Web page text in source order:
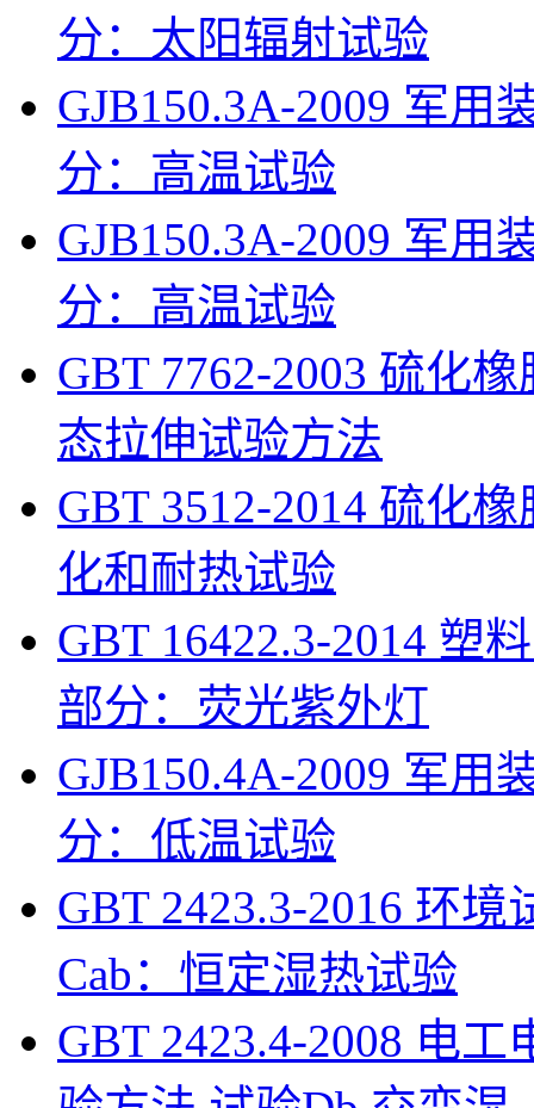
分：太阳辐射试验
GJB150.3A-2009 军用
分：高温试验
GJB150.3A-2009 军用
分：高温试验
GBT 7762-2003 硫化
态拉伸试验方法
GBT 3512-2014 硫化
化和耐热试验
GBT 16422.3-2014 塑
部分：荧光紫外灯
GJB150.4A-2009 军用
分：低温试验
GBT 2423.3-2016 环
Cab：恒定湿热试验
GBT 2423.4-2008 电